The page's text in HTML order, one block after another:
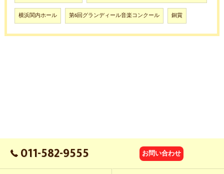
横浜関内ホール 第6回グランディール音楽コンクール 銅賞
011-582-9555 お問い合わせ